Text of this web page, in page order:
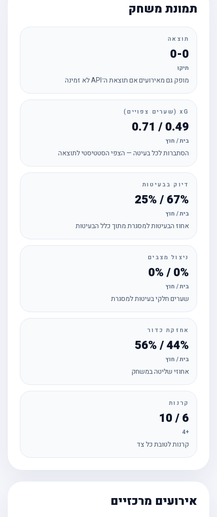
תמונת משחק
תוצאה
0-0
תיקו
מופק גם מאירועים אם תוצאת ה־API לא זמינה
xG (שערים צפויים)
0.49 / 0.71
בית / חוץ
הסתברות לכל בעיטה — הצפי הסטטיסטי לתוצאה
דיוק בבעיטות
67% / 25%
בית / חוץ
אחוז הבעיטות למסגרת מתוך כלל הבעיטות
ניצול מצבים
0% / 0%
בית / חוץ
שערים חלקי בעיטות למסגרת
אחזקת כדור
44% / 56%
בית / חוץ
אחוזי שליטה במשחק
קרנות
6 / 10
קרנות לטובת כל צד
אירועים מרכזיים